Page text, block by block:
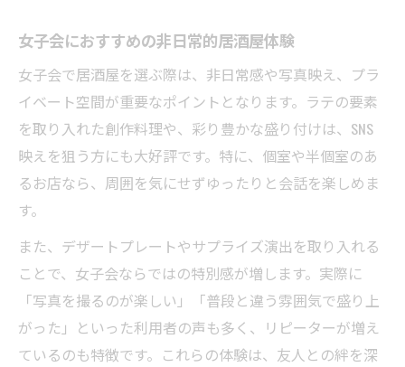
女子会におすすめの非日常的居酒屋体験
女子会で居酒屋を選ぶ際は、非日常感や写真映え、プラ
イベート空間が重要なポイントとなります。ラテの要素
を取り入れた創作料理や、彩り豊かな盛り付けは、SNS
映えを狙う方にも大好評です。特に、個室や半個室のあ
るお店なら、周囲を気にせずゆったりと会話を楽しめま
す。
また、デザートプレートやサプライズ演出を取り入れる
ことで、女子会ならではの特別感が増します。実際に
「写真を撮るのが楽しい」「普段と違う雰囲気で盛り上
がった」といった利用者の声も多く、リピーターが増え
ているのも特徴です。これらの体験は、友人との絆を深